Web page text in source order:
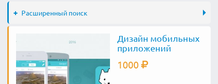
Расширенный поиск
Дизайн мобильных
приложений
1000